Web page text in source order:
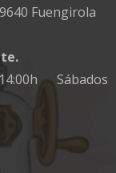
Fuengirola
14:00h Sábados